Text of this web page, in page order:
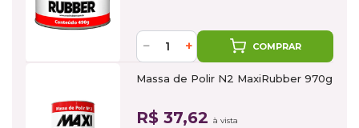
− + COMPRAR
Massa de Polir N2 MaxiRubber 970g
R$ 37,62 à vista